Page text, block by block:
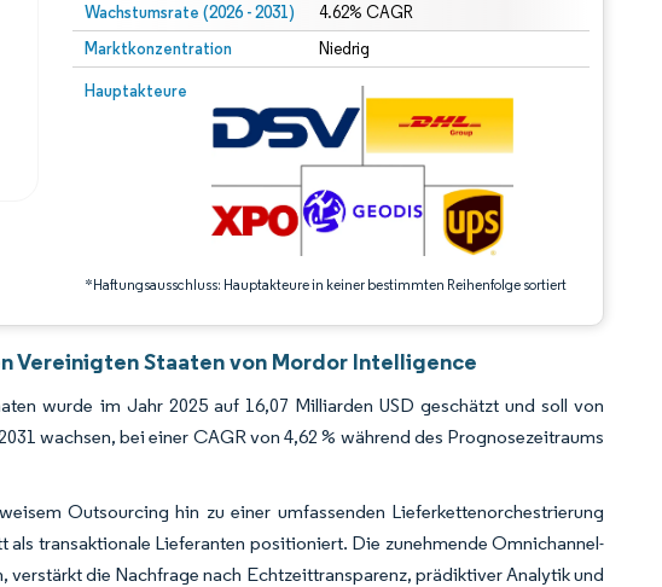
Wachstumsrate (2026 - 2031) 4.62% CAGR
Marktkonzentration Niedrig
Hauptakteure
*Haftungsausschluss: Hauptakteure in keiner bestimmten Reihenfolge sortiert
Bild © Mordor Intelligence. Wiederverwendung erfordert Namensnennung gemäß CC BY 4.0.
Vereinigten Staaten von Mordor Intelligence
wurde im Jahr 2025 auf 16,07 Milliarden USD geschätzt und soll von
wachsen, bei einer CAGR von 4,62 % während des Prognosezeitraums
Outsourcing hin zu einer umfassenden Lieferkettenorchestrierung
als transaktionale Lieferanten positioniert. Die zunehmende Omnichannel-
die Nachfrage nach Echtzeittransparenz, prädiktiver Analytik und